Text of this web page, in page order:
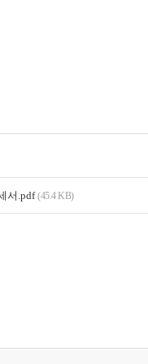
서.pdf (45.4 KB)